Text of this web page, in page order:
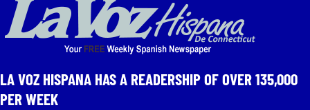
LA VOZ HISPANA HAS A READERSHIP OF OVER 135,000
PER WEEK​